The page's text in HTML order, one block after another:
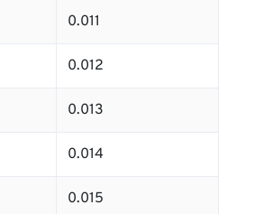
0.011
0.012
0.013
0.014
0.015